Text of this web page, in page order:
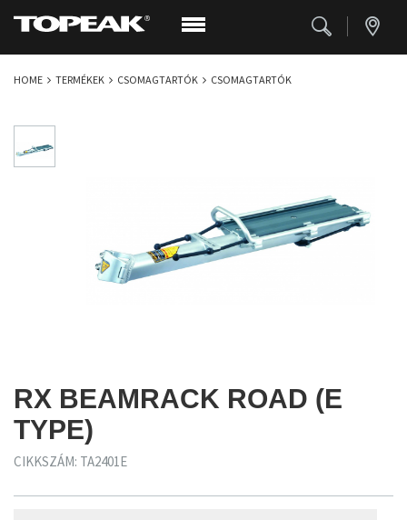
HOME TERMÉKEK CSOMAGTARTÓK CSOMAGTARTÓK
RX BEAMRACK ROAD (E
TYPE)
CIKKSZÁM: TA2401E